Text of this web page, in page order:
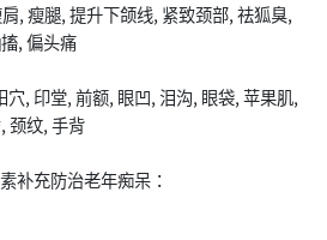
, 瘦腿, 提升下颌线, 紧致颈部, 祛狐臭,
, 偏头痛
, 印堂, 前额, 眼凹, 泪沟, 眼袋, 苹果肌,
颈纹, 手背
补充防治老年痴呆：